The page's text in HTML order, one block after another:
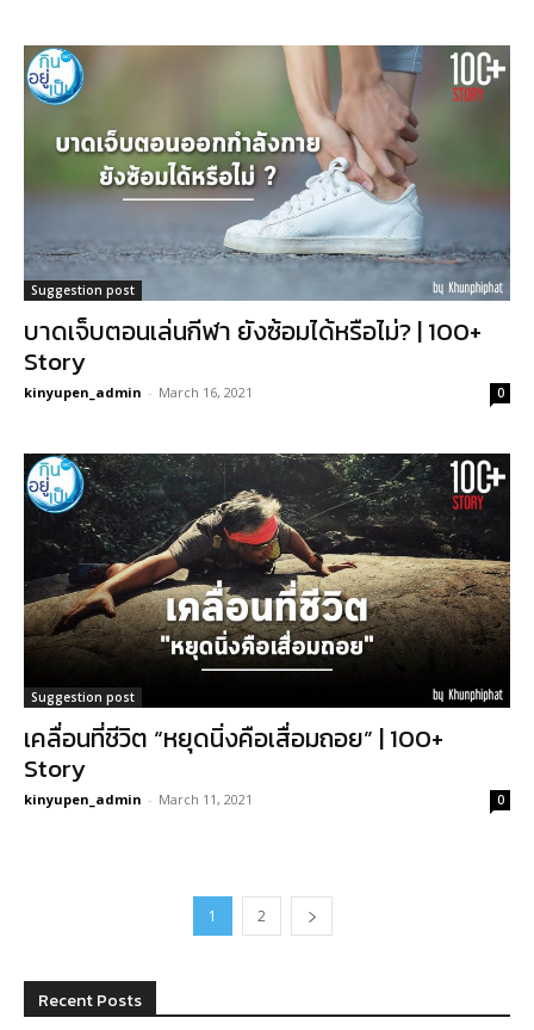
Suggestion post
บาดเจ็บตอนเล่นกีฬา ยังซ้อมได้หรือไม่? | 100+
Story
kinyupen_admin - March 16, 2021 0
Suggestion post
เคลื่อนที่ชีวิต “หยุดนิ่งคือเสื่อมถอย” | 100+
Story
kinyupen_admin - March 11, 2021 0
1 2
Recent Posts